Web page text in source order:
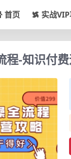
首页 实战
程-知识付